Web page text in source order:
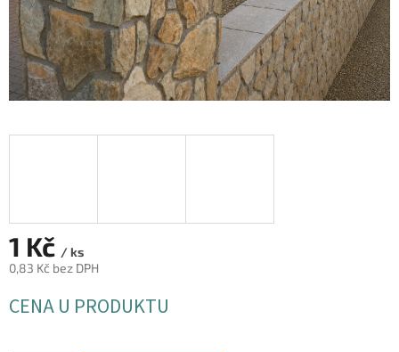
1 Kč / ks
0,83 Kč bez DPH
cena:
CENA U PRODUKTU